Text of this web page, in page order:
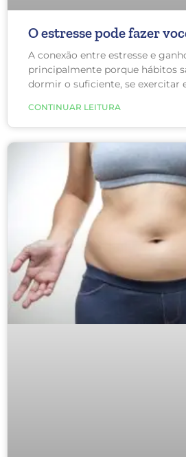
O estresse pode fazer
A conexão entre estresse e
principalmente porque hábitos
dormir o suficiente, se exercitar
quando você sente que está sob
CONTINUAR LEITURA